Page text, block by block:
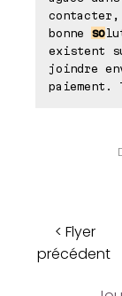
bonne so
existent
joindre
paiement.
< Flyer
précédent